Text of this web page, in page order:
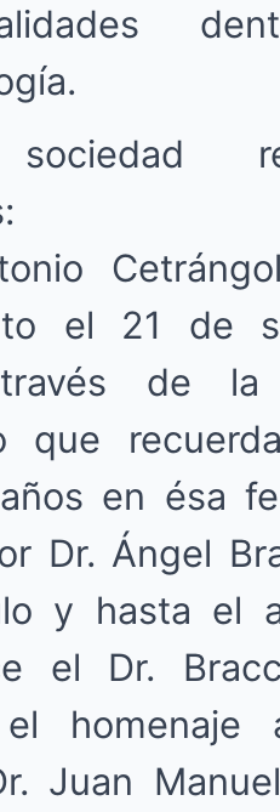
sociedad
el 21 de
de la
que
en ésa
Dr. Ángel
y hasta el
el Dr.
el
Juan